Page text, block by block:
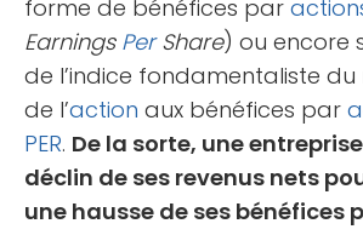
forme de bénéfices par
Earnings PerShare) ou encore
de l’indice fondamentaliste
de l’action aux bénéfices par
PER. De la sorte, une
déclin de ses revenus nets
une hausse de ses bénéfices